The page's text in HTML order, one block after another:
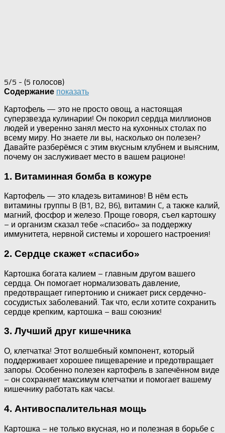
5/5 - (5 голосов)
Содержание показать
Картофель — это не просто овощ, а настоящая
суперзвезда кулинарии! Он покорил сердца миллионов
людей и уверенно занял место на кухонных столах по
всему миру. Но знаете ли вы, насколько он полезен?
Давайте разберёмся с этим вкусным клубнем и выясним,
почему он заслуживает место в вашем рационе!
1. Витаминная бомба в кожуре
Картофель — это кладезь витаминов! В нём есть
витамины группы B (B1, B2, B6), витамин C, а также калий,
магний, фосфор и железо. Проще говоря, съел картошку
– и организм сказал тебе «спасибо» за поддержку
иммунитета, нервной системы и хорошего настроения!
2. Сердце скажет «спасибо»
Картошка богата калием – главным другом вашего
сердца. Он помогает нормализовать давление,
предотвращает гипертонию и снижает риск сердечно-
сосудистых заболеваний. Так что, если хотите сохранить
сердце крепким, картошка – ваш союзник!
3. Лучший друг кишечника
О, клетчатка! Этот волшебный компонент, который
поддерживает хорошее пищеварение и предотвращает
запоры. Особенно полезен картофель в запечённом виде
– он сохраняет максимум клетчатки и помогает вашему
кишечнику работать как часы.
4. Антивоспалительная мощь
Картошка – не только вкусная, но и полезная в борьбе с